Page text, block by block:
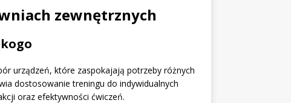
zewnętrznych
urządzeń, które zaspokajają potrzeby różnych
dostosowanie treningu do indywidualnych
oraz efektywności ćwiczeń.